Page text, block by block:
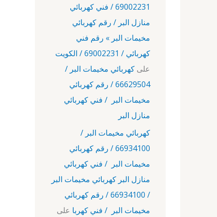
69002231 / فني كهربائي
منازل البر / رقم كهربائي
مخيمات البر » رقم فني
كهربائي / 69002231 / الكويت
على كهربائي مخيمات البر /
66629504 / رقم كهربائي
مخيمات البر / فني كهربائي
منازل البر
كهربائي مخيمات البر /
66934100 / رقم كهربائي
مخيمات البر / فني كهربائي
منازل البر كهربائي مخيمات البر
/ 66934100 / رقم كهربائي
مخيمات البر / فني كهربا على